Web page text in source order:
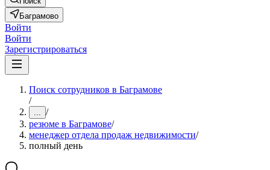
Баграмово
Войти
Войти
Зарегистрироваться
Поиск сотрудников в Баграмове
/
... /
резюме в Баграмове/
менеджер отдела продаж недвижимости/
полный день